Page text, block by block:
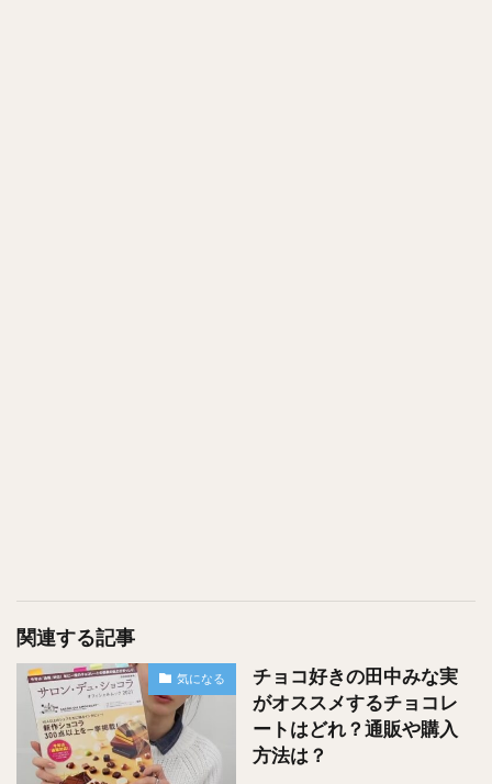
出典：Google Map
拡大してよく見てみたんですけど、一番上に掲載していた写
真のような、それっぽい岩の集合体岩があちこちにあるんで
すよね！笑
関連する記事
気になる
チョコ好きの田中みな実
がオススメするチョコレ
ートはどれ？通販や購入
方法は？